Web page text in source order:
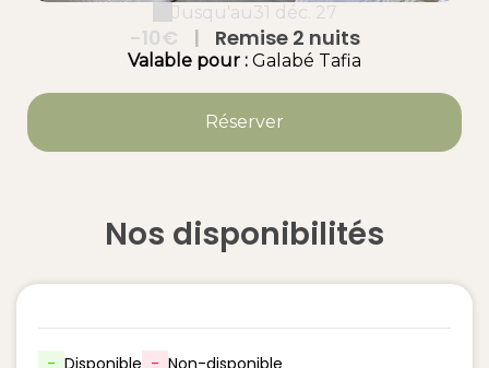
Jusqu'au31 déc. 27
-10€ | Remise 2 nuits
Valable pour : Galabé Tafia
Réserver
Nos disponibilités
- Disponible - Non-disponible